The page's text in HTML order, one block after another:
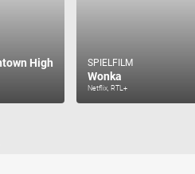
High
SPIELFILM
Wonka
Netflix, RTL+